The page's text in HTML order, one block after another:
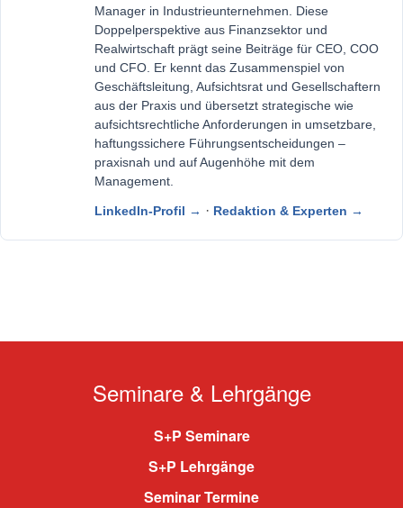
Manager in Industrieunternehmen. Diese
Doppelperspektive aus Finanzsektor und
Realwirtschaft prägt seine Beiträge für CEO, COO
und CFO. Er kennt das Zusammenspiel von
Geschäftsleitung, Aufsichtsrat und Gesellschaftern
aus der Praxis und übersetzt strategische wie
aufsichtsrechtliche Anforderungen in umsetzbare,
haftungssichere Führungsentscheidungen –
praxisnah und auf Augenhöhe mit dem
Management.
LinkedIn-Profil → · Redaktion & Experten →
Seminare & Lehrgänge
S+P Seminare
S+P Lehrgänge
Seminar Termine